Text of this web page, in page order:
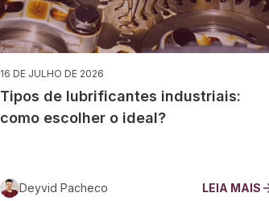
16 DE JULHO DE 2026
Tipos de lubrificantes industriais:
como escolher o ideal?
Deyvid Pacheco LEIA MAIS